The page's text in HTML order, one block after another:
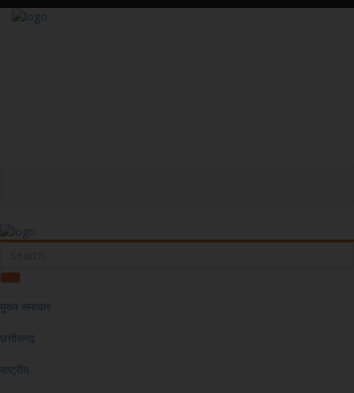
मुख्य समाचार
छत्तीसगढ़
राष्ट्रीय